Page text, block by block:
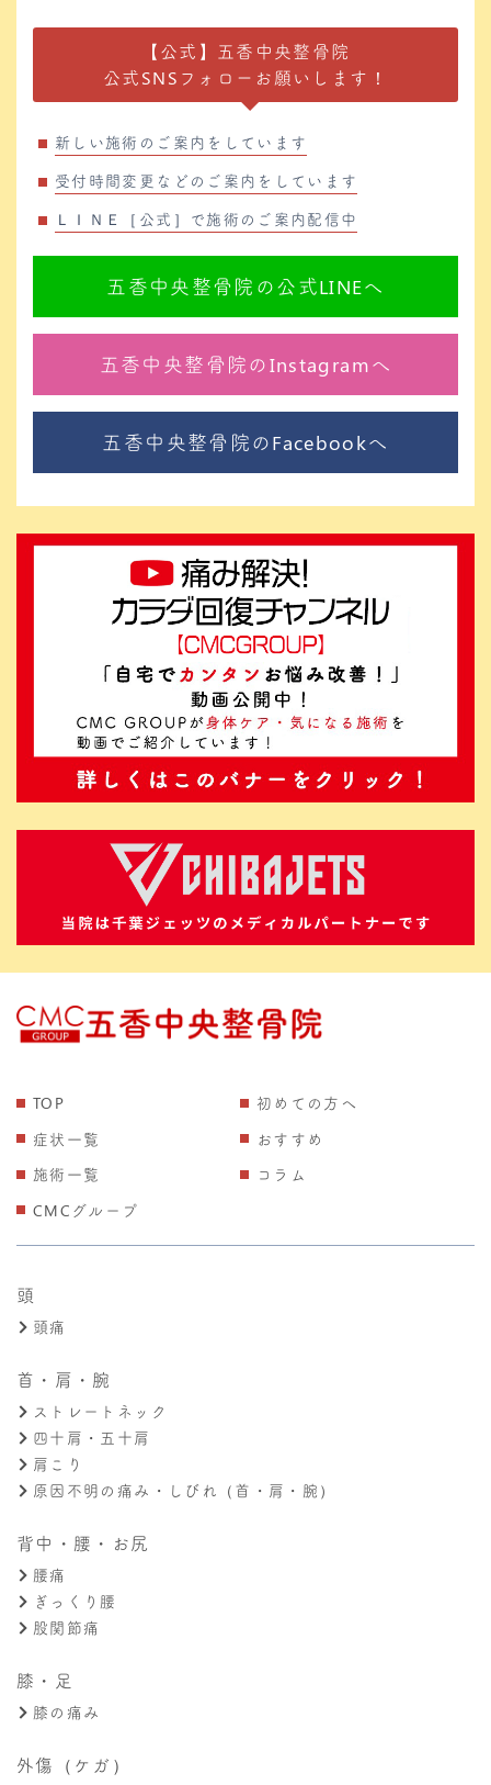
【公式】五香中央整骨院
公式SNSフォローお願いします！
新しい施術のご案内をしています
受付時間変更などのご案内をしています
ＬＩＮＥ［公式］で施術のご案内配信中
五香中央整骨院の公式LINEへ
五香中央整骨院のInstagramへ
五香中央整骨院のFacebookへ
TOP
初めての方へ
症状一覧
おすすめ
施術一覧
コラム
CMCグループ
頭
頭痛
首・肩・腕
ストレートネック
四十肩・五十肩
肩こり
原因不明の痛み・しびれ（首・肩・腕）
背中・腰・お尻
腰痛
ぎっくり腰
股関節痛
膝・足
膝の痛み
外傷（ケガ）